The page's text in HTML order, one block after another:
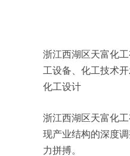
浙江西湖区天富化
工设备、化工技术
化工设计
浙江西湖区天富化
现产业结构的深度
力拼搏。